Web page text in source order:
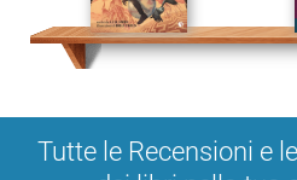
Tutte le Recensioni e